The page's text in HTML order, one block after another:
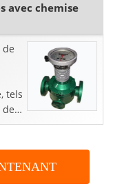
avec chemise
de
tels